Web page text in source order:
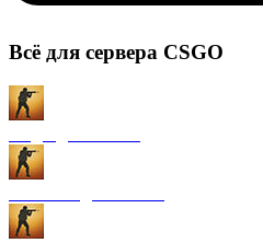
Всё для сервера CSGO